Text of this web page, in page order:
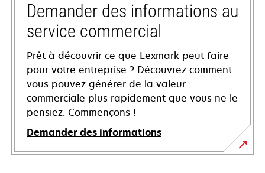
Demander des informations au
service commercial
Prêt à découvrir ce que Lexmark peut faire
pour votre entreprise ? Découvrez comment
vous pouvez générer de la valeur
commerciale plus rapidement que vous ne le
pensiez. Commençons !
Demander des informations